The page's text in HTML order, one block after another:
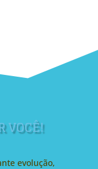
VOCÊ!
evolução,